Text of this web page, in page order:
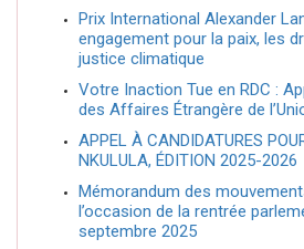
Prix International Alexander
engagement pour la paix, les
justice climatique
Votre Inaction Tue en RDC :
des Affaires Étrangère de
APPEL À CANDIDATURES
NKULULA, ÉDITION 2025-2026
Mémorandum des
l’occasion de la rentrée
septembre 2025